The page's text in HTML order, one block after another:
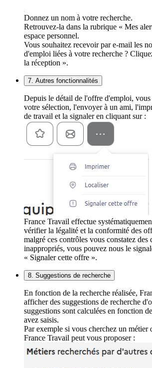
Donnez un nom à votre recherche.
Retrouvez-la dans la rubrique « Mes
espace personnel.
Vous souhaitez recevoir par e-mail les
d'emploi liées à votre recherche ?
la réception ».
7. Autres fonctionnalités
Depuis le détail de l'offre d'emploi,
votre sélection, l'envoyer à un ami,
de travail et la signaler en cliquant sur :
France Travail effectue
vérifier la légalité et la conformité des
malgré ces contrôles vous constatez des
inappropriés, vous pouvez nous le
« Signaler cette offre ».
8. Suggestions de recherche
En fonction de la recherche réalisée,
afficher des suggestions de recherche
suggestions sont calculées en fonction
avez saisis.
Par exemple si vous cherchez un métier
France Travail peut vous proposer :